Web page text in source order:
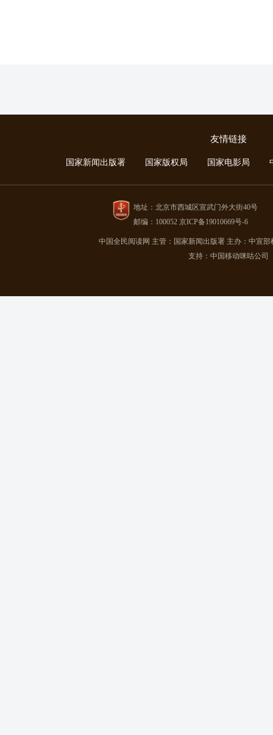
友情链接
国家新闻出版署 国家版权局 国家电影局
地址：北京市西城区宣武门外大街40号
邮编：100052 京ICP备19010669号-6
中国全民阅读网 主管：国家新闻出版署 主办：中宣
支持：中国移动咪咕公司